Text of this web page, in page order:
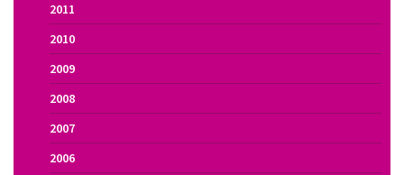
2011
2010
2009
2008
2007
2006